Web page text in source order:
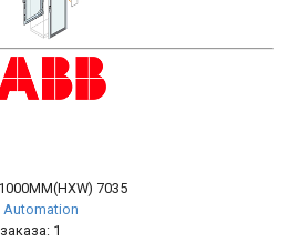
7035
Automation
1